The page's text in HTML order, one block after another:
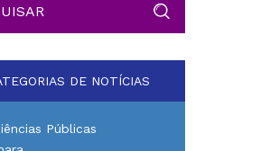
DE NOTÍCIAS
Públicas